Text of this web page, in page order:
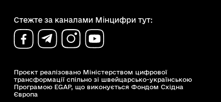
Стежте за каналами Мінцифри тут:
Проєкт реалізовано Міністерством цифрової
трансформації спільно зі швейцарсько-українською
Програмою EGAP, що виконується Фондом Східна
Європа